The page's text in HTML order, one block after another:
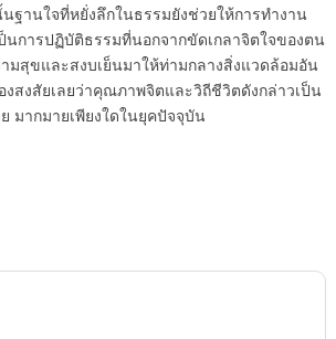
ฐานใจที่หยั่งลึกในธรรมยังช่วยให้การทำงาน
นการปฏิบัติธรรมที่นอกจากขัดเกลาจิตใจของตน
มสุขและสงบเย็นมาให้ท่ามกลางสิ่งแวดล้อมอัน
งสงสัยเลยว่าคุณภาพจิตและวิถีชีวิตดังกล่าวเป็น
มากมายเพียงใดในยุคปัจจุบัน